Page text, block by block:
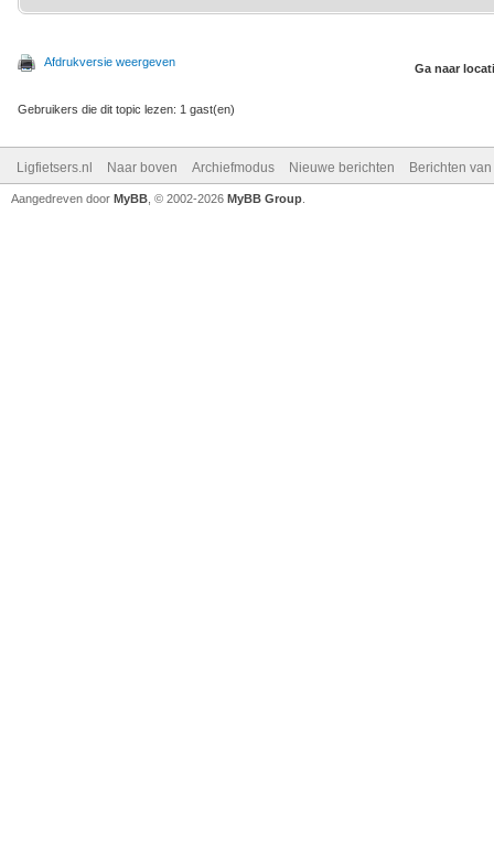
Afdrukversie weergeven Ga naar
Gebruikers die dit topic lezen: 1 gast(en)
Ligfietsers.nl Naar boven Archiefmodus Nieuwe berichten Berichten
Aangedreven door MyBB , © 2002-2026 MyBB Group